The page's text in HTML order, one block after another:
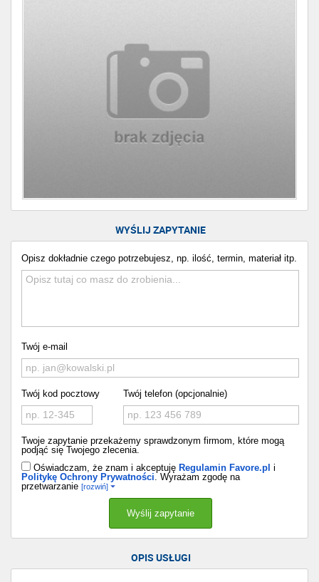
WYŚLIJ ZAPYTANIE
Opisz dokładnie czego potrzebujesz, np. ilość, termin, materiał itp.
Twój e-mail
Twój kod pocztowy Twój telefon (opcjonalnie)
Twoje zapytanie przekażemy sprawdzonym firmom, które mogą
podjąć się Twojego zlecenia.
Oświadczam, że znam i akceptuję Regulamin Favore.pl i
Politykę Ochrony Prywatności . Wyrażam zgodę na
przetwarzanie [rozwiń]
OPIS USŁUGI